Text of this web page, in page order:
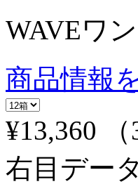
WAVEワ
商品情報
¥13,360
右目デー